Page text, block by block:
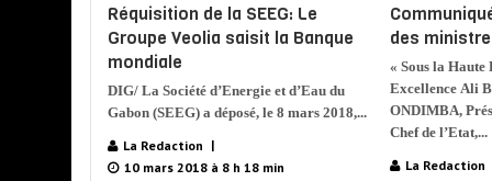
Réquisition de la SEEG: Le
Groupe Veolia saisit la Banque
mondiale
DIG/ La Société d’Energie et d’Eau du
Gabon (SEEG) a déposé, le 8 mars 2018,...
La Redaction
10 mars 2018 à 8 h 18 min
des
« Sous la Haute
Excellence Ali
ONDIMBA,
Chef de l’Etat,...
La Redaction